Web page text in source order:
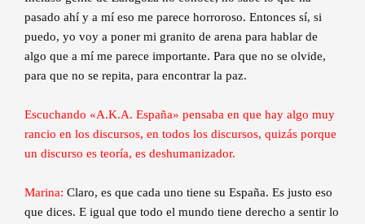
pasado ahí y a mí eso me parece horroroso. Entonces sí, si
puedo, yo voy a poner mi granito de arena para hablar de
algo que a mí me parece importante. Para que no se olvide,
para que no se repita, para encontrar la paz.
Escuchando «A.K.A. España» pensaba en que hay algo muy
rancio en los discursos, en todos los discursos, quizás porque
un discurso es teoría, es deshumanizador.
Marina: Claro, es que cada uno tiene su España. Es justo eso
que dices. E igual que todo el mundo tiene derecho a sentir lo